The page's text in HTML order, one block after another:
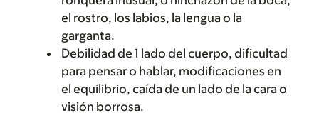
el rostro, los labios, la lengua o la
garganta.
Debilidad de 1 lado del cuerpo, dificultad
para pensar o hablar, modificaciones en
el equilibrio, caída de un lado de la cara o
visión borrosa.